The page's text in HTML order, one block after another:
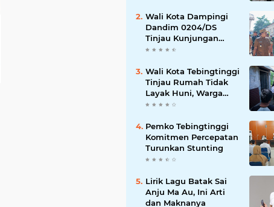
Wali Kota Dampingi
Dandim 0204/DS
Tinjau Kunjungan
Taruna AKPOL di
Tebingtinggi
Wali Kota Tebingtinggi
Tinjau Rumah Tidak
Layak Huni, Warga
Sampaikan Apresiasi
Pemko Tebingtinggi
Komitmen Percepatan
Turunkan Stunting
Lirik Lagu Batak Sai
Anju Ma Au, Ini Arti
dan Maknanya